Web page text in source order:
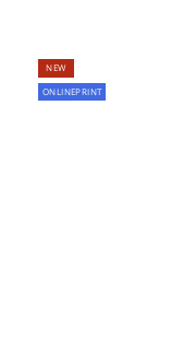
NEW
ONLINEPRINT